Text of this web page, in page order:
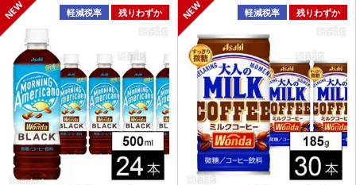
軽減税率 残りわずか 軽減税率 残りわずか